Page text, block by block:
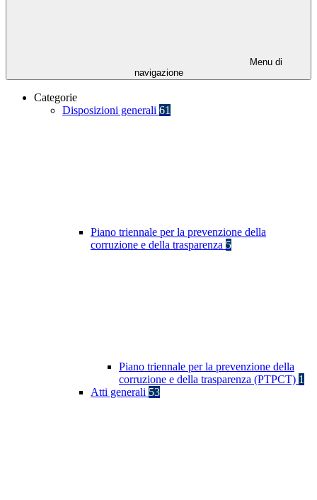
Menu di
navigazione
Categorie
Disposizioni generali 61
Piano triennale per la prevenzione della
corruzione e della trasparenza 5
Piano triennale per la prevenzione della
corruzione e della trasparenza (PTPCT) 1
Atti generali 53